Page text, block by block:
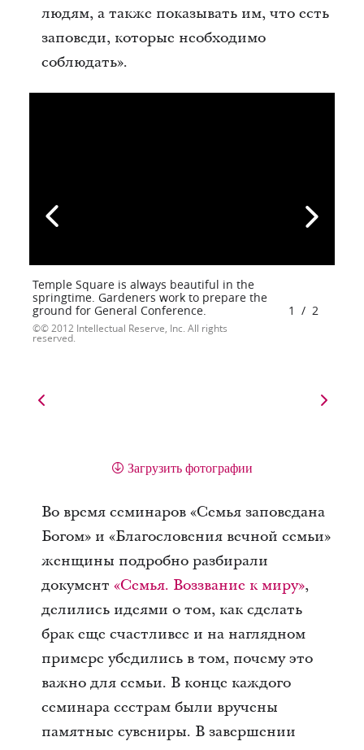
людям, а также показывать им, что есть
заповеди, которые необходимо
соблюдать».
Temple Square is always beautiful in the
springtime. Gardeners work to prepare the
ground for General Conference.
© 2012 Intellectual Reserve, Inc. All rights
reserved.
1 / 2
Загрузить фотографии
Во время семинаров «Семья заповедана
Богом» и «Благословения вечной семьи»
женщины подробно разбирали
документ «Семья. Воззвание к миру»,
делились идеями о том, как сделать
брак еще счастливее и на наглядном
примере убедились в том, почему это
важно для семьи. В конце каждого
семинара сестрам были вручены
памятные сувениры. В завершении